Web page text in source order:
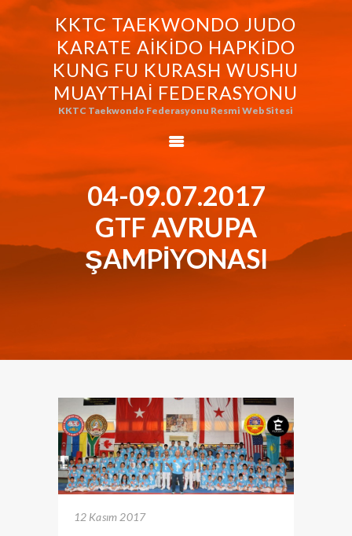
KKTC TAEKWONDO JUDO
KARATE AIKIDO HAPKIDO
KUNG FU KURASH WUSHU
MUAYTHAI FEDERASYONU
KKTC Taekwondo Federasyonu Resmi Web Sitesi
04-09.07.2017
GTF AVRUPA
ŞAMPİYONASI
KKTC TAEKWONDO JUDO KARATE
AIKIDO HAPKIDO KUNG FU KURASH
WUSHU MUAYTHAI FEDERASYONU
KKTC Taekwondo Federasyonu Resmi Web Sitesi
FEDERASYONUMUZ
TAEKWONDO
FEDERASYONU
WORLD BUDO
MARTIALARTS
MOK-EZG-2000/2013
12 Kasım 2017